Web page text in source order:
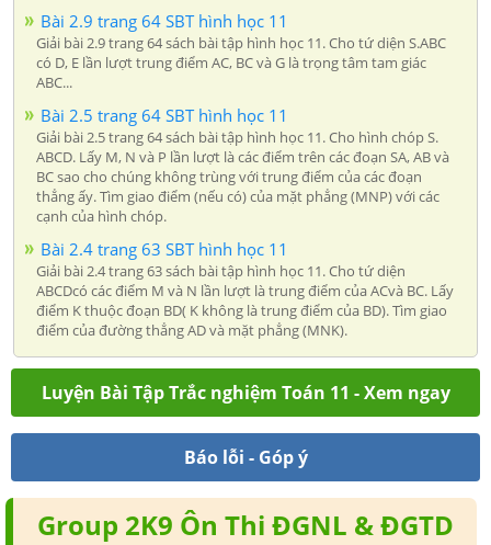
Bài 2.9 trang 64 SBT hình học 11
Giải bài 2.9 trang 64 sách bài tập hình học 11. Cho tứ diện S.ABC
có D, E lần lượt trung điểm AC, BC và G là trọng tâm tam giác
ABC...
Bài 2.5 trang 64 SBT hình học 11
Giải bài 2.5 trang 64 sách bài tập hình học 11. Cho hình chóp S.
ABCD. Lấy M, N và P lần lượt là các điểm trên các đoạn SA, AB và
BC sao cho chúng không trùng với trung điểm của các đoạn
thẳng ấy. Tìm giao điểm (nếu có) của mặt phẳng (MNP) với các
cạnh của hình chóp.
Bài 2.4 trang 63 SBT hình học 11
Giải bài 2.4 trang 63 sách bài tập hình học 11. Cho tứ diện
ABCDcó các điểm M và N lần lượt là trung điểm của ACvà BC. Lấy
điểm K thuộc đoạn BD( K không là trung điểm của BD). Tìm giao
điểm của đường thẳng AD và mặt phẳng (MNK).
Luyện Bài Tập Trắc nghiệm Toán 11 - Xem ngay
Báo lỗi - Góp ý
Group 2K9 Ôn Thi ĐGNL & ĐGTD